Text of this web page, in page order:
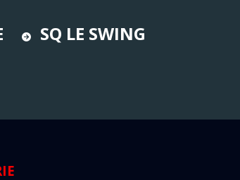
SQ LE SWING